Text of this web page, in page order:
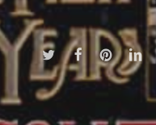
TwitterFacebookPinterest